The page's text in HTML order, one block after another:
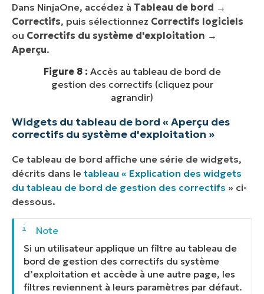
Dans NinjaOne, accédez à Tableau de bord →
Correctifs, puis sélectionnez Correctifs logiciels
ou Correctifs du système d'exploitation →
Aperçu.
Figure 8 : Accès au tableau de bord de
gestion des correctifs (cliquez pour
agrandir)
Widgets du tableau de bord « Aperçu des
correctifs du système d'exploitation »
Ce tableau de bord affiche une série de widgets,
décrits dans le tableau « Explication des widgets
du tableau de bord de gestion des correctifs » ci-
dessous.
Si un utilisateur applique un filtre au tableau de
bord de gestion des correctifs du système
d’exploitation et accède à une autre page, les
filtres reviennent à leurs paramètres par défaut.